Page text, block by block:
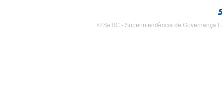
© SeTIC - Superintendência de Governança